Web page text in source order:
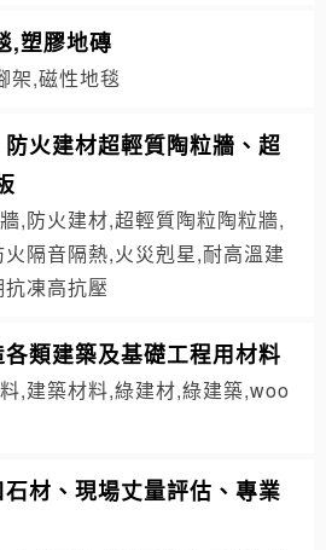
,塑膠地磚
架,磁性地毯
火建材超輕質陶粒牆、超
,防火建材,超輕質陶粒陶粒牆,
隔音隔熱,火災剋星,耐高溫建
凍高抗壓
類建築及基礎工程用材料
,建築材料,綠建材,綠建築,woo
材、現場丈量評估、專業